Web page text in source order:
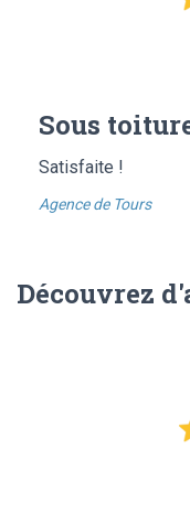
Sous
Satisfaite !
Agence de Tours
Découvrez